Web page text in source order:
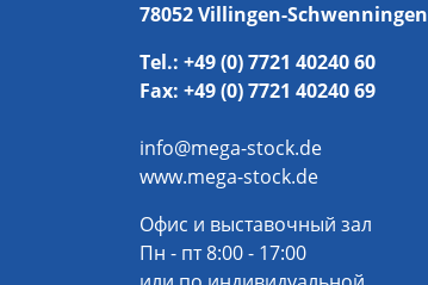
78052 Villingen-Schwenningen
Tel.: +49 (0) 7721 40240 60
Fax: +49 (0) 7721 40240 69
info@mega-stock.de
www.mega-stock.de
Офис и выставочный зал
Пн - пт 8:00 - 17:00